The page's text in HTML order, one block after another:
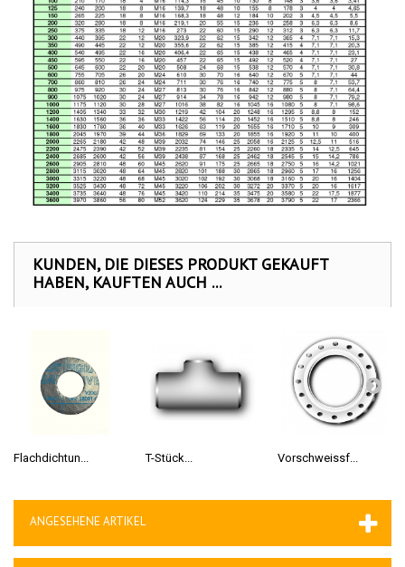
KUNDEN, DIE DIESES PRODUKT GEKAUFT
HABEN, KAUFTEN AUCH ...
Flachdichtun... T-Stück... Vorschweissf...
ANGESEHENE ARTIKEL